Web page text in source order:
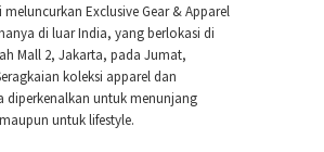
meluncurkan Exclusive Gear & Apparel
di luar India, yang berlokasi di
Mall 2, Jakarta, pada Jumat,
koleksi apparel dan
diperkenalkan untuk menunjang
untuk lifestyle.